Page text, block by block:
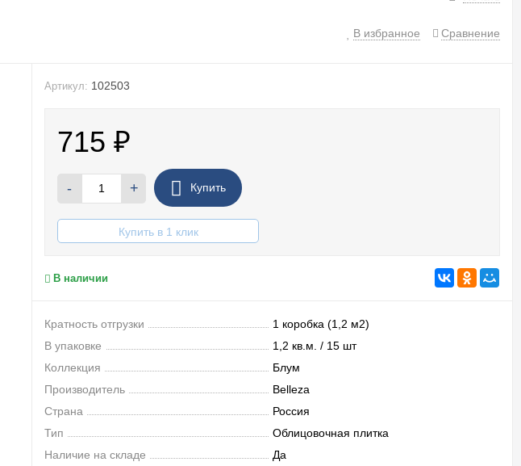
В избранное Сравнение
Артикул: 102503
715₽
- + Купить
Купить в 1 клик
В наличии
Кратность отгрузки
1 коробка (1,2 м2)
В упаковке
1,2 кв.м. / 15 шт
Коллекция
Блум
Производитель
Belleza
Страна
Россия
Тип
Облицовочная плитка
Наличие на складе
Да